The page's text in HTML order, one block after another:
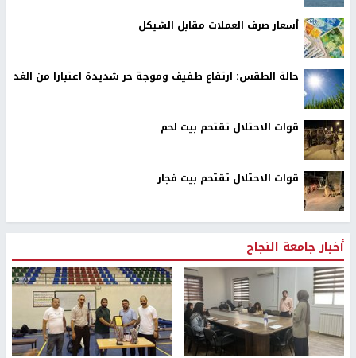
أسعار صرف العملات مقابل الشيكل
حالة الطقس: ارتفاع طفيف وموجة حر شديدة اعتبارا من الغد
قوات الاحتلال تقتحم بيت لحم
قوات الاحتلال تقتحم بيت فجار
أخبار جامعة النجاح